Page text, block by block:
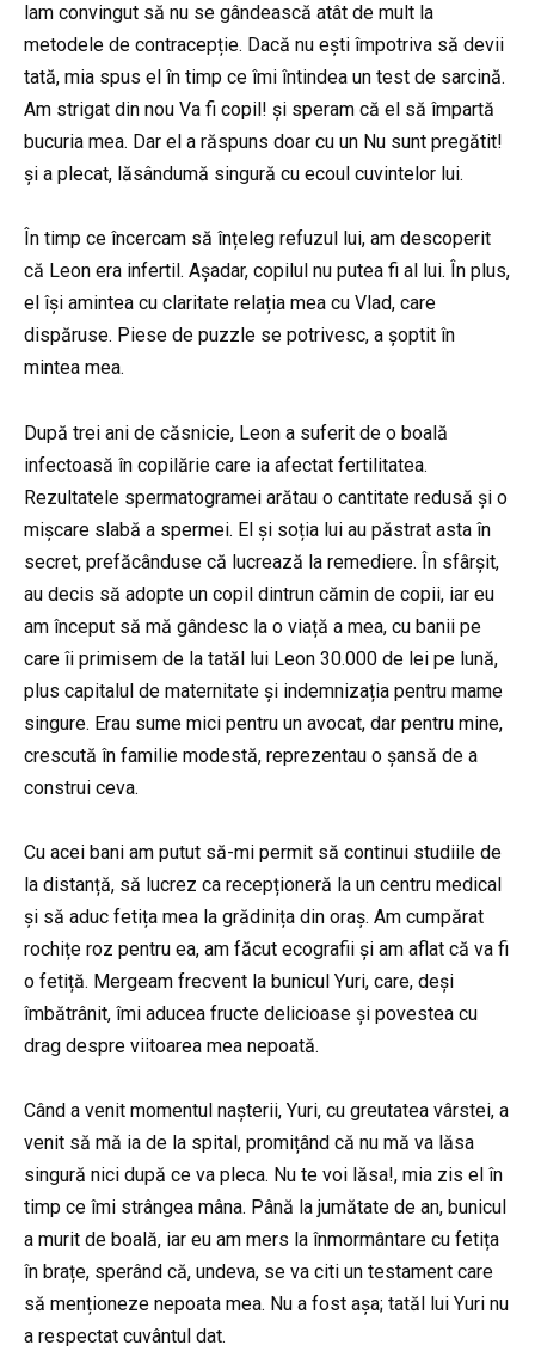
lam convingut să nu se gândească atât de mult la
metodele de contracepție. Dacă nu ești împotriva să devii
tată, mia spus el în timp ce îmi întindea un test de sarcină.
Am strigat din nou Va fi copil! și speram că el să împartă
bucuria mea. Dar el a răspuns doar cu un Nu sunt pregătit!
și a plecat, lăsândumă singură cu ecoul cuvintelor lui.
În timp ce încercam să înțeleg refuzul lui, am descoperit
că Leon era infertil. Așadar, copilul nu putea fi al lui. În plus,
el își amintea cu claritate relația mea cu Vlad, care
dispăruse. Piese de puzzle se potrivesc, a șoptit în
mintea mea.
După trei ani de căsnicie, Leon a suferit de o boală
infectoasă în copilărie care ia afectat fertilitatea.
Rezultatele spermatogramei arătau o cantitate redusă și o
mișcare slabă a spermei. El și soția lui au păstrat asta în
secret, prefăcânduse că lucrează la remediere. În sfârșit,
au decis să adopte un copil dintrun cămin de copii, iar eu
am început să mă gândesc la o viață a mea, cu banii pe
care îi primisem de la tatăl lui Leon 30.000 de lei pe lună,
plus capitalul de maternitate și indemnizația pentru mame
singure. Erau sume mici pentru un avocat, dar pentru mine,
crescută în familie modestă, reprezentau o șansă de a
construi ceva.
Cu acei bani am putut să-mi permit să continui studiile de
la distanță, să lucrez ca recepționeră la un centru medical
și să aduc fetița mea la grădinița din oraș. Am cumpărat
rochițe roz pentru ea, am făcut ecografii și am aflat că va fi
o fetiță. Mergeam frecvent la bunicul Yuri, care, deși
îmbătrânit, îmi aducea fructe delicioase și povestea cu
drag despre viitoarea mea nepoată.
Când a venit momentul nașterii, Yuri, cu greutatea vârstei, a
venit să mă ia de la spital, promițând că nu mă va lăsa
singură nici după ce va pleca. Nu te voi lăsa!, mia zis el în
timp ce îmi strângea mâna. Până la jumătate de an, bunicul
a murit de boală, iar eu am mers la înmormântare cu fetița
în brațe, sperând că, undeva, se va citi un testament care
să menționeze nepoata mea. Nu a fost așa; tatăl lui Yuri nu
a respectat cuvântul dat.